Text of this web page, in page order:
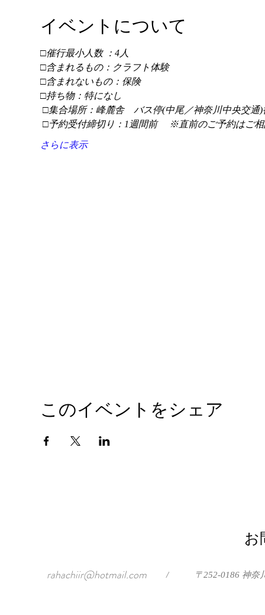
イベントについて
□催行最小人数 ：4人
□含まれるもの：クラフト体験
□含まれないもの：保険
□持ち物：特になし
□集合場所：峰麓舎　バス停(中尾／神奈川中央交通)
□予約受付締切り：1週間前 　※直前のご予約はご
さらに表示
このイベントをシェア
お
rahachiir@hotmail.com / 〒252-0186 神奈